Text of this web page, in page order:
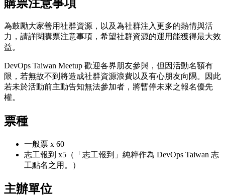
購票注意事項
為鼓勵大家善用社群資源，以及為社群注入更多的熱情與活
力，請詳閱購票注意事項，希望社群資源的運用能獲得最大效
益。
DevOps Taiwan Meetup 歡迎各界朋友參與，但因活動名額有
限，若無故不到將造成社群資源浪費以及有心朋友向隅。因此
若未於活動前主動告知無法參加者，將暫停未來之報名優先
權。
票種
一般票 x 60
志工報到 x5（「志工報到」純粹作為 DevOps Taiwan 志
工點名之用。）
主辦單位